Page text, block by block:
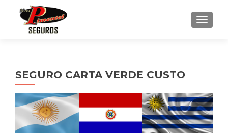
SEGURO CARTA VERDE CUSTO